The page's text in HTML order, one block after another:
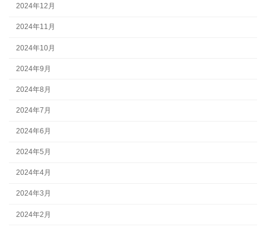
2024年12月
2024年11月
2024年10月
2024年9月
2024年8月
2024年7月
2024年6月
2024年5月
2024年4月
2024年3月
2024年2月